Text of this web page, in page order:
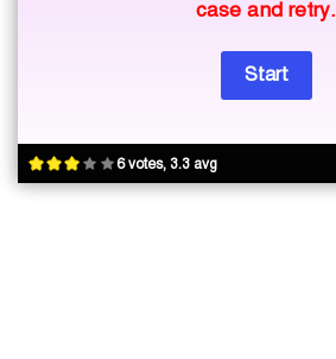
6 votes, 3.3 avg
case and retry.